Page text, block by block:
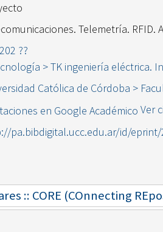
Telemetría. RFID.
??
> TK ingeniería eléctrica.
Católica de Córdoba >
Ver
pa.bibdigital.ucc.edu.ar/id/eprint/
:: CORE (COnnecting